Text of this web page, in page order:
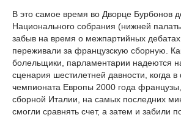
В это самое время во Дворце Бурбонов
Национального собрания (нижней
забыв на время о межпартийных
переживали за французскую сборную.
болельщики, парламентарии надеются
сценария шестилетней давности, когда
чемпионата Европы 2000 года
сборной Италии, на самых последних
смогли сравнять счет, а затем и забили